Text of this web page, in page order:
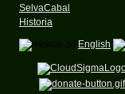
SelvaCabal
Historia
English